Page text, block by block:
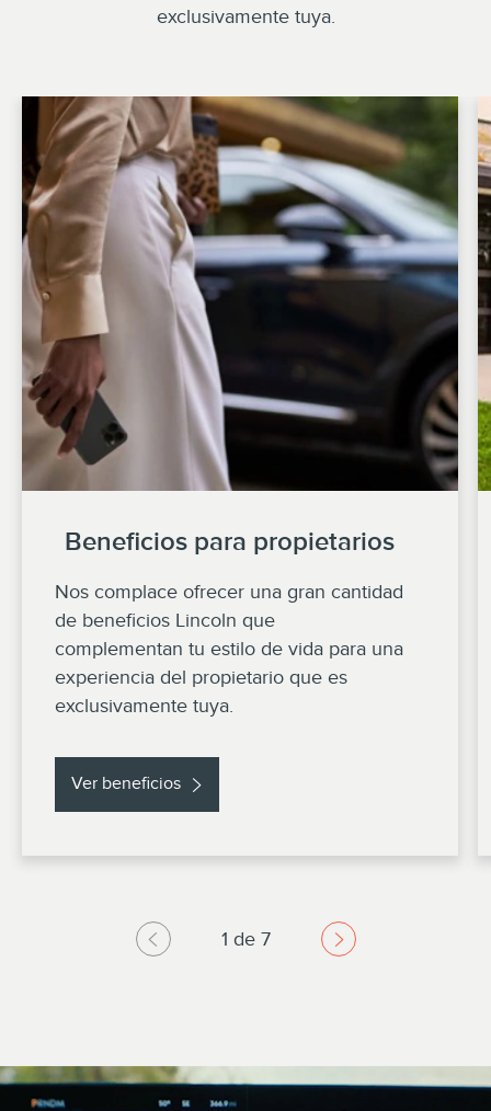
exclusivamente tuya.
Beneficios para propietarios
Nos complace ofrecer una gran cantidad
de beneficios Lincoln que
complementan tu estilo de vida para una
experiencia del propietario que es
exclusivamente tuya.
Ver beneficios
1 de 7